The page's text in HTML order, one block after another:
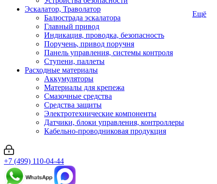
Эскалатор, Траволатор
Балюстрада эскалатора
Главный привод
Индикация, проводка, безопасность
Поручень, привод поручня
Панель управления, системы контроля
Ступени, паллеты
Расходные материалы
Аккумуляторы
Материалы для крепежа
Смазочные средства
Средства защиты
Электротехнические компоненты
Датчики, блоки управления, контроллеры
Кабельно-проводниковая продукция
Ещё
+7 (499) 110-04-44